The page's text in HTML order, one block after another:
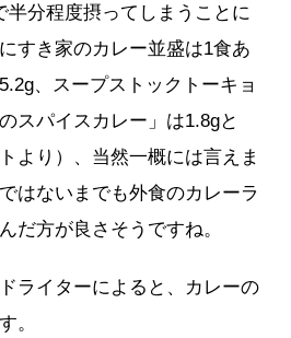
半分程度摂ってしまうことに
すき家のカレー並盛は1食あ
、スープストックトーキョ
スパイスカレー」は1.8gと
より）、当然一概には言えま
はないまでも外食のカレーラ
だ方が良さそうですね。
ライターによると、カレーの
。